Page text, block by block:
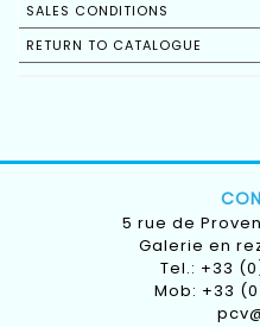
SALES CONDITIONS
RETURN TO CATALOGUE
5 rue de
Galerie en
Tel.: +33
Mob: +33